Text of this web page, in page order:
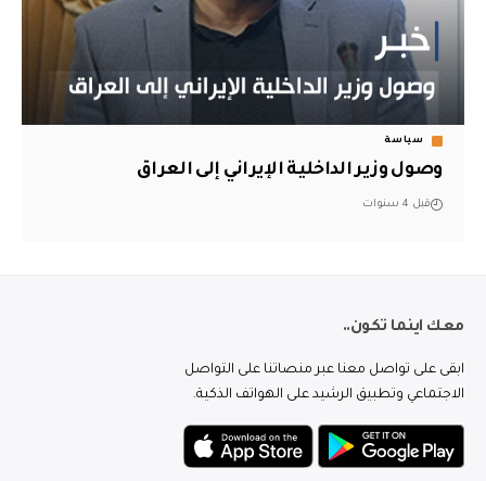
سياسة
وصول وزير الداخلية الإيراني إلى العراق
قبل 4 سنوات
معك اينما تكون..
ابقى على تواصل معنا عبر منصاتنا على التواصل
الاجتماعي وتطبيق الرشيد على الهواتف الذكية.